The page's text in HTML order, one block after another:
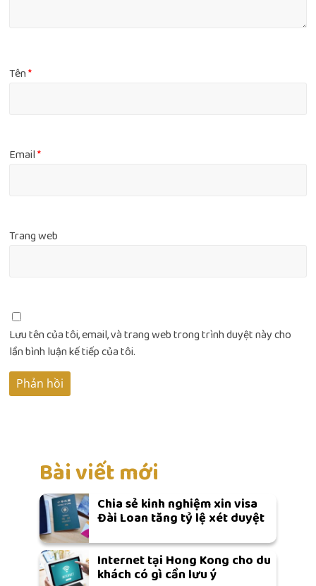
Tên*
Email*
Trang web
Lưu tên của tôi, email, và trang web trong trình duyệt này cho
lần bình luận kế tiếp của tôi.
Bài viết mới
Chia sẻ kinh nghiệm xin visa
Đài Loan tăng tỷ lệ xét duyệt
Internet tại Hong Kong cho du
khách có gì cần lưu ý